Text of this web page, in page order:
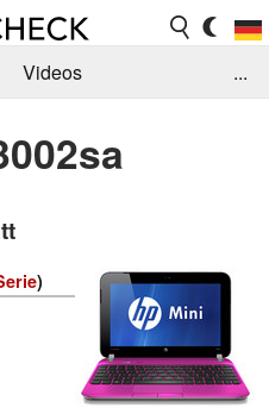
Videos
Jobs
...
)